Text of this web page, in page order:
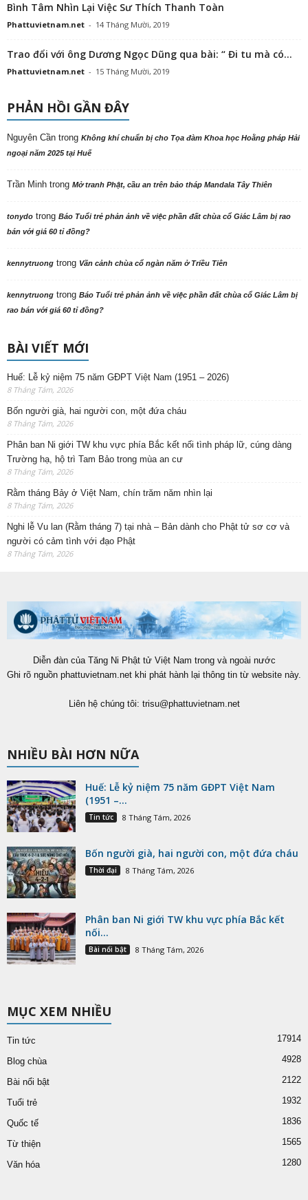
Bình Tâm Nhìn Lại Việc Sư Thích Thanh Toàn
Phattuvietnam.net - 14 Tháng Mười, 2019
Trao đổi với ông Dương Ngọc Dũng qua bài: “ Đi tu mà có...
Phattuvietnam.net - 15 Tháng Mười, 2019
PHẢN HỒI GẦN ĐÂY
Nguyên Cần trong Không khí chuẩn bị cho Tọa đàm Khoa học Hoằng pháp Hải
ngoại năm 2025 tại Huế
Trần Minh trong Mở tranh Phật, cầu an trên bảo tháp Mandala Tây Thiên
tonydo trong Báo Tuổi trẻ phản ảnh về việc phần đất chùa cổ Giác Lâm bị rao
bán với giá 60 tỉ đồng?
kennytruong trong Vãn cảnh chùa cổ ngàn năm ở Triều Tiên
kennytruong trong Báo Tuổi trẻ phản ảnh về việc phần đất chùa cổ Giác Lâm bị
rao bán với giá 60 tỉ đồng?
BÀI VIẾT MỚI
Huế: Lễ kỷ niệm 75 năm GĐPT Việt Nam (1951 – 2026)
8 Tháng Tám, 2026
Bốn người già, hai người con, một đứa cháu
8 Tháng Tám, 2026
Phân ban Ni giới TW khu vực phía Bắc kết nối tình pháp lữ, cúng dàng
Trường hạ, hộ trì Tam Bảo trong mùa an cư
8 Tháng Tám, 2026
Rằm tháng Bảy ở Việt Nam, chín trăm năm nhìn lại
8 Tháng Tám, 2026
Nghi lễ Vu lan (Rằm tháng 7) tại nhà – Bản dành cho Phật tử sơ cơ và
người có cảm tình với đạo Phật
8 Tháng Tám, 2026
Diễn đàn của Tăng Ni Phật tử Việt Nam trong và ngoài nước
Ghi rõ nguồn phattuvietnam.net khi phát hành lại thông tin từ website này.
Liên hệ chúng tôi: trisu@phattuvietnam.net
NHIỀU BÀI HƠN NỮA
Huế: Lễ kỷ niệm 75 năm GĐPT Việt Nam
(1951 –...
Tin tức 8 Tháng Tám, 2026
Bốn người già, hai người con, một đứa cháu
Thời đại 8 Tháng Tám, 2026
Phân ban Ni giới TW khu vực phía Bắc kết
nối...
Bài nổi bật 8 Tháng Tám, 2026
MỤC XEM NHIỀU
Tin tức 17914
Blog chùa 4928
Bài nổi bật 2122
Tuổi trẻ 1932
Quốc tế 1836
Từ thiện 1565
Văn hóa 1280